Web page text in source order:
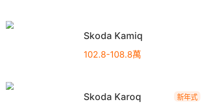
Skoda Kamiq
102.8-108.8萬
Skoda Karoq 新年式